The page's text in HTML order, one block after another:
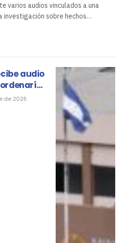
varios audios vinculados a una
investigación sobre hechos…
audio
de 2025